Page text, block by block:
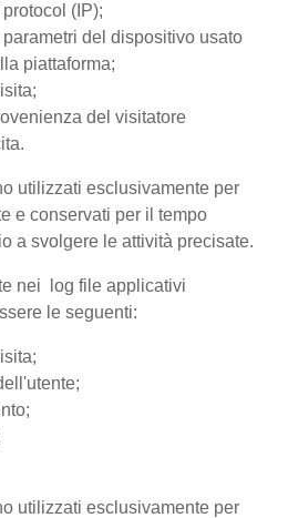
(IP);
del dispositivo usato
piattaforma;
del visitatore
utilizzati esclusivamente per
e conservati per il tempo
a svolgere le attività precisate.
nei log file applicativi
le seguenti:
utilizzati esclusivamente per